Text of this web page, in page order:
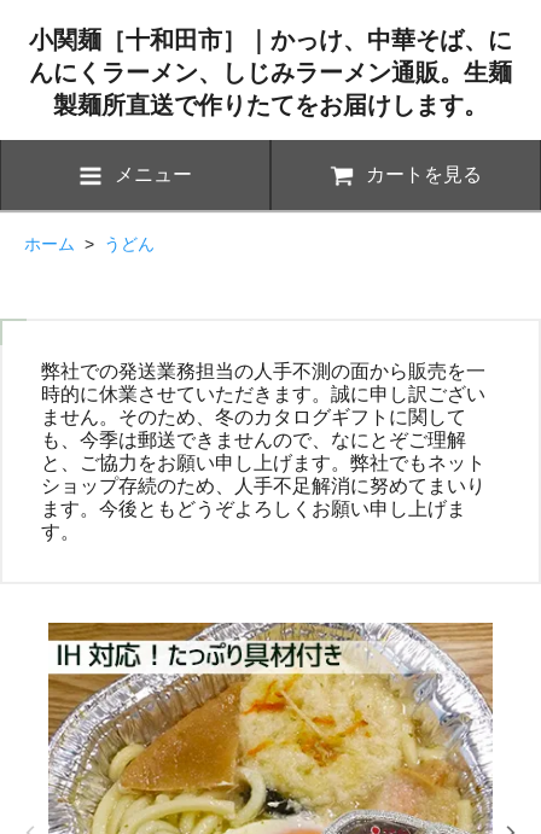
小関麺［十和田市］｜かっけ、中華そば、に
んにくラーメン、しじみラーメン通販。生麺
製麺所直送で作りたてをお届けします。
メニュー カートを見る
ホーム > うどん
弊社での発送業務担当の人手不測の面から販売を一
時的に休業させていただきます。誠に申し訳ござい
ません。そのため、冬のカタログギフトに関して
も、今季は郵送できませんので、なにとぞご理解
と、ご協力をお願い申し上げます。弊社でもネット
ショップ存続のため、人手不足解消に努めてまいり
ます。今後ともどうぞよろしくお願い申し上げま
す。